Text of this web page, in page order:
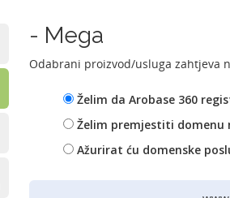
- Mega
Odabrani proizvod/usluga zahtjeva
Želim da Arobase 360
Želim premjestiti domenu
Ažurirat ću domenske